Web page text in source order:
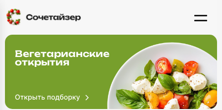
Вегетарианские
открытия